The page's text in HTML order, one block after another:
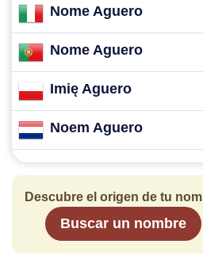
Nome Aguero
Nome Aguero
Imię Aguero
Noem Aguero
Descubre el origen de tu
Buscar un nombre